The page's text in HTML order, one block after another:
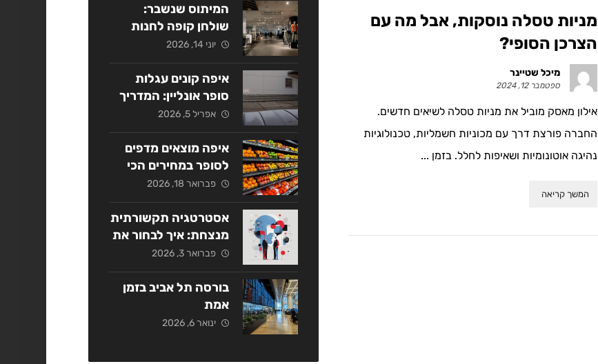
מניות טסלה נוסקות, אבל מה עם
הצרכן הסופי?
מיכל שטיינר
ספטמבר 12, 2024
אילון מאסק מוביל את מניות טסלה לשיאים חדשים.
החברה פורצת דרך עם מכוניות חשמליות, טכנולוגיות
נהיגה אוטונומיות ושאיפות לחלל. בזמן ...
המשך קריאה
המיתוס שנשבר:
שולחן קופה לחנות
אופנה כמנוף מכירות
אסטרטגי
יוני 14, 2026
איפה קונים עגלות
סופר אונליין: המדריך
המלא ל-2026
אפריל 5, 2026
איפה מוצאים מדפים
לסופר במחירים הכי
משתלמים בשנת
2026?
פברואר 18, 2026
אסטרטגיה תקשורתית
מנצחת: איך לבחור את
החברה המתאימה
בישראל?
פברואר 3, 2026
בורסה תל אביב בזמן
אמת
ינואר 6, 2026